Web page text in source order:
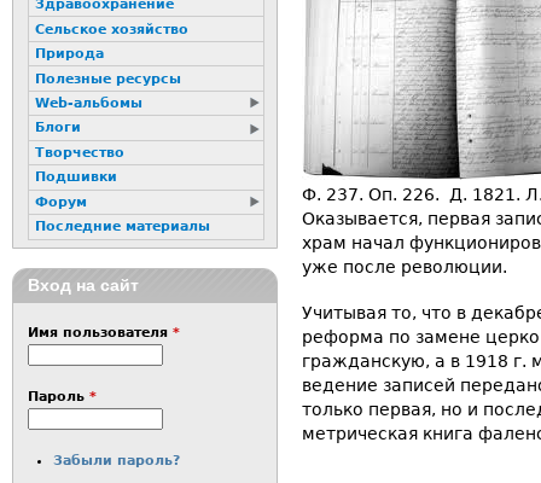
Ф. 237. Оп. 226. Д. 1821.
Оказывается, первая
храм начал
уже после революции.
Учитывая то, что в
реформа по замене
гражданскую, а в 1918 г.
ведение записей
только первая, но и
метрическая книга
Здравоохранение
Сельское хозяйство
Природа
Полезные ресурсы
Web-альбомы
Блоги
Творчество
Подшивки
Форум
Последние материалы
Вход на сайт
Имя пользователя *
Пароль *
Забыли пароль?